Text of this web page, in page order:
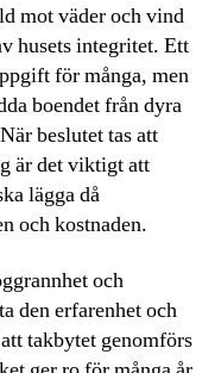
mot väder och vind
husets integritet. Ett
för många, men
boendet från dyra
beslutet tas att
är det viktigt att
lägga då
och kostnaden.
och
den erfarenhet och
takbytet genomförs